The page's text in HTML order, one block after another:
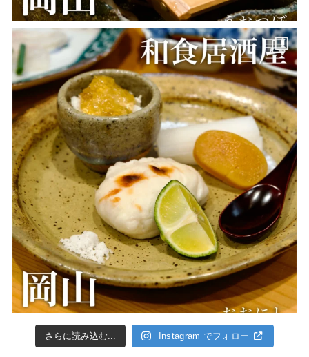
さらに読み込む... Instagram でフォロー